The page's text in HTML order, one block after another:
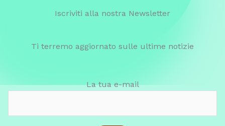
Iscriviti alla nostra Newsletter
Ti terremo aggiornato sulle ultime notizie
La tua e-mail